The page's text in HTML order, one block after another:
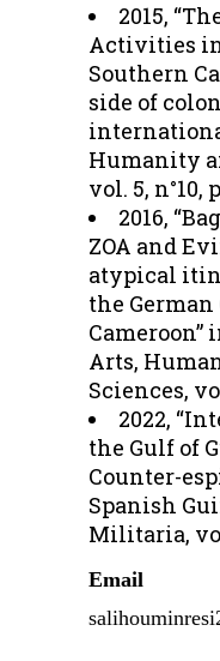
2015,
Activities
Southern
side of
Humanity
vol. 5, n°10,
2016,
ZOA and
atypical
the
Arts,
Sciences,
2022,
the Gulf of
Counter-
Spanish
Militaria,
Email